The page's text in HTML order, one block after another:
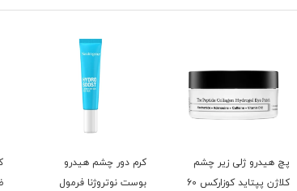
کرم دور چشم هیدرو
بوست نوتروژنا فرمول
کرم دور چشم جوان ساز و
ضدچروک پپتاید مدیکیوب